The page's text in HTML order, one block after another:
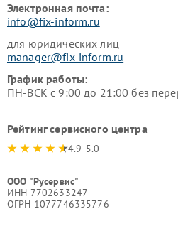
Электронная почта:
info@fix-inform.ru
для юридических лиц
manager@fix-inform.ru
График работы:
ПН-ВСК с 9:00 до 21:00 без
Рейтинг сервисного центра
4.9-5.0
ООО "Русервис"
ИНН 7702633247
ОГРН 1077746335776